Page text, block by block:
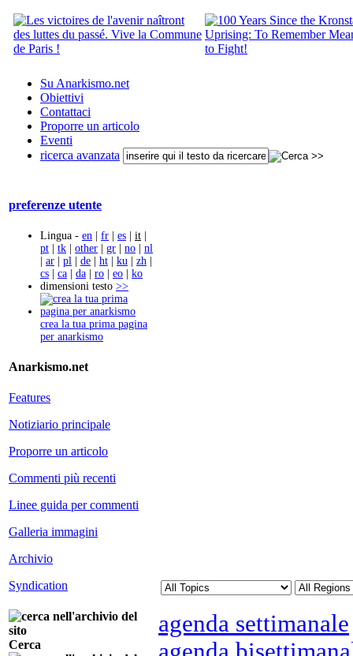
Su Anarkismo.net
Obiettivi
Contattaci
Proporre un articolo
Eventi
ricerca avanzata
preferenze utente
Lingua - en | fr | es | it |
pt | tk | other | gr | no | nl
| ar | pl | de | ht | ku | zh |
cs | ca | da | ro | eo | ko
dimensioni testo >>
crea la tua prima pagina
per anarkismo
Anarkismo.net
Features
Notiziario principale
Proporre un articolo
Commenti più recenti
Linee guida per commenti
Galleria immagini
Archivio
Syndication
Cerca
agenda settimanale